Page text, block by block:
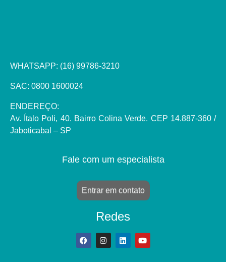
WHATSAPP: (16) 99786-3210
SAC: 0800 1600024
ENDEREÇO:
Av. Ítalo Poli, 40. Bairro Colina Verde. CEP 14.887-360 /
Jaboticabal – SP
Fale com um especialista
Entrar em contato
Redes